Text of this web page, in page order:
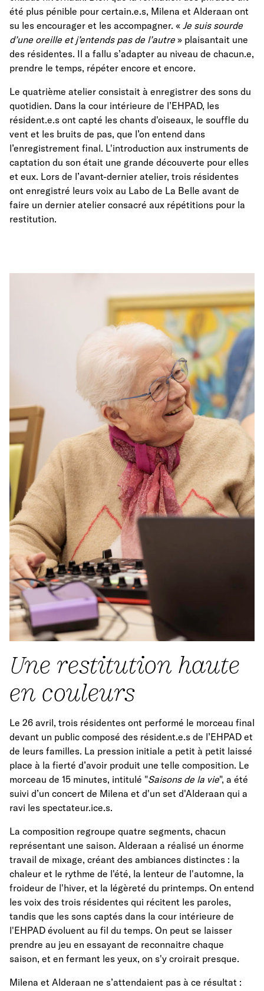
été plus pénible pour certain.e.s, Milena et Alderaan ont
su les encourager et les accompagner. « Je suis sourde
d’une oreille et j’entends pas de l’autre » plaisantait une
des résidentes. Il a fallu s’adapter au niveau de chacun.e,
prendre le temps, répéter encore et encore.
Le quatrième atelier consistait à enregistrer des sons du
quotidien. Dans la cour intérieure de l’EHPAD, les
résident.e.s ont capté les chants d'oiseaux, le souffle du
vent et les bruits de pas, que l’on entend dans
l’enregistrement final. L'introduction aux instruments de
captation du son était une grande découverte pour elles
et eux. Lors de l’avant-dernier atelier, trois résidentes
ont enregistré leurs voix au Labo de La Belle avant de
faire un dernier atelier consacré aux répétitions pour la
restitution.
Une restitution haute
en couleurs
Le 26 avril, trois résidentes ont performé le morceau final
devant un public composé des résident.e.s de l’EHPAD et
de leurs familles. La pression initiale a petit à petit laissé
place à la fierté d’avoir produit une telle composition. Le
morceau de 15 minutes, intitulé "Saisons de la vie", a été
suivi d’un concert de Milena et d'un set d'Alderaan qui a
ravi les spectateur.ice.s.
La composition regroupe quatre segments, chacun
représentant une saison. Alderaan a réalisé un énorme
travail de mixage, créant des ambiances distinctes : la
chaleur et le rythme de l'été, la lenteur de l'automne, la
froideur de l'hiver, et la légèreté du printemps. On entend
les voix des trois résidentes qui récitent les paroles,
tandis que les sons captés dans la cour intérieure de
l'EHPAD évoluent au fil du temps. On peut se laisser
prendre au jeu en essayant de reconnaitre chaque
saison, et en fermant les yeux, on s'y croirait presque.
Milena et Alderaan ne s’attendaient pas à ce résultat :